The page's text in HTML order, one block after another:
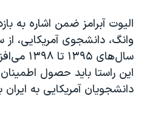
الیوت آبرامز ضمن اشاره به
وانگ، دانشجوی آمریکایی،
سال‌های
این راستا باید حصول
دانشجویان آمریکایی به ایران